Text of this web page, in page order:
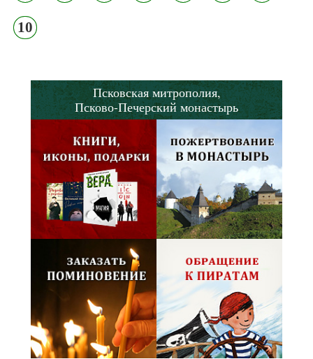
10
Псковская митрополия,
Псково-Печерский монастырь